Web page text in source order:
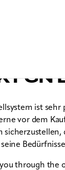
GN
ist sehr
vor dem
sicherzustellen,
you through the